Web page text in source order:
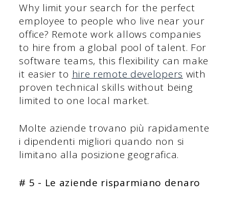
Why limit your search for the perfect
employee to people who live near your
office? Remote work allows companies
to hire from a global pool of talent. For
software teams, this flexibility can make
it easier to hire remote developers with
proven technical skills without being
limited to one local market.
Molte aziende trovano più rapidamente
i dipendenti migliori quando non si
limitano alla posizione geografica.
# 5 - Le aziende risparmiano denaro